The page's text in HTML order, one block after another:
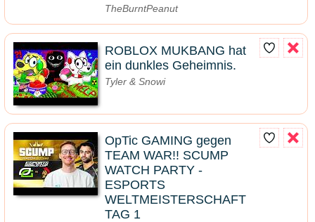
TheBurntPeanut
ROBLOX MUKBANG hat
ein dunkles Geheimnis.
Tyler & Snowi
OpTic GAMING gegen
TEAM WAR!! SCUMP
WATCH PARTY -
ESPORTS
WELTMEISTERSCHAFT
TAG 1